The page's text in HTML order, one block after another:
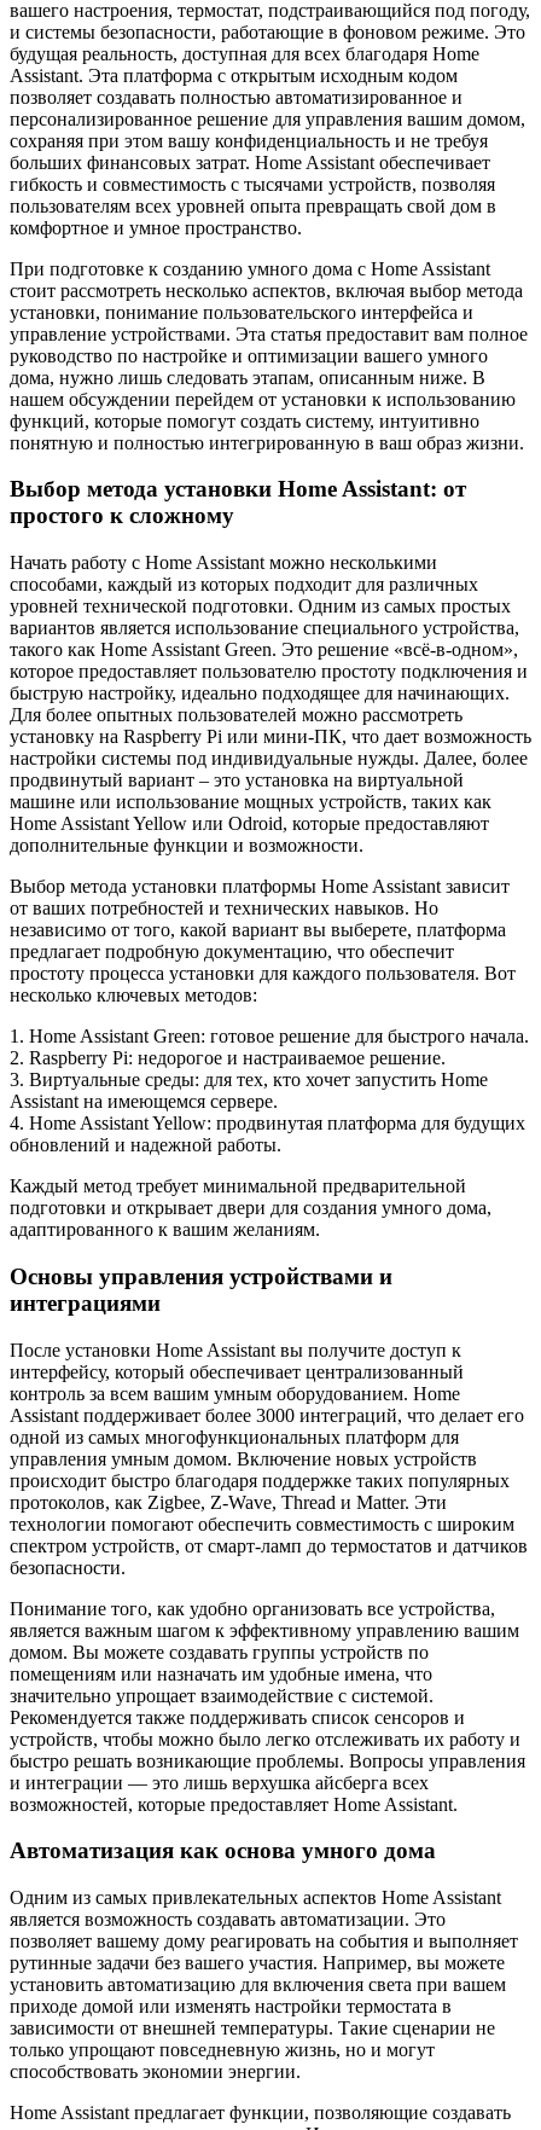
вашего настроения, термостат, подстраивающийся под погоду,
и системы безопасности, работающие в фоновом режиме. Это
будущая реальность, доступная для всех благодаря Home
Assistant. Эта платформа с открытым исходным кодом
позволяет создавать полностью автоматизированное и
персонализированное решение для управления вашим домом,
сохраняя при этом вашу конфиденциальность и не требуя
больших финансовых затрат. Home Assistant обеспечивает
гибкость и совместимость с тысячами устройств, позволяя
пользователям всех уровней опыта превращать свой дом в
комфортное и умное пространство.
При подготовке к созданию умного дома с Home Assistant
стоит рассмотреть несколько аспектов, включая выбор метода
установки, понимание пользовательского интерфейса и
управление устройствами. Эта статья предоставит вам полное
руководство по настройке и оптимизации вашего умного
дома, нужно лишь следовать этапам, описанным ниже. В
нашем обсуждении перейдем от установки к использованию
функций, которые помогут создать систему, интуитивно
понятную и полностью интегрированную в ваш образ жизни.
Выбор метода установки Home Assistant: от
простого к сложному
Начать работу с Home Assistant можно несколькими
способами, каждый из которых подходит для различных
уровней технической подготовки. Одним из самых простых
вариантов является использование специального устройства,
такого как Home Assistant Green. Это решение «всё-в-одном»,
которое предоставляет пользователю простоту подключения и
быструю настройку, идеально подходящее для начинающих.
Для более опытных пользователей можно рассмотреть
установку на Raspberry Pi или мини-ПК, что дает возможность
настройки системы под индивидуальные нужды. Далее, более
продвинутый вариант – это установка на виртуальной
машине или использование мощных устройств, таких как
Home Assistant Yellow или Odroid, которые предоставляют
дополнительные функции и возможности.
Выбор метода установки платформы Home Assistant зависит
от ваших потребностей и технических навыков. Но
независимо от того, какой вариант вы выберете, платформа
предлагает подробную документацию, что обеспечит
простоту процесса установки для каждого пользователя. Вот
несколько ключевых методов:
1. Home Assistant Green: готовое решение для быстрого начала.
2. Raspberry Pi: недорогое и настраиваемое решение.
3. Виртуальные среды: для тех, кто хочет запустить Home
Assistant на имеющемся сервере.
4. Home Assistant Yellow: продвинутая платформа для будущих
обновлений и надежной работы.
Каждый метод требует минимальной предварительной
подготовки и открывает двери для создания умного дома,
адаптированного к вашим желаниям.
Основы управления устройствами и
интеграциями
После установки Home Assistant вы получите доступ к
интерфейсу, который обеспечивает централизованный
контроль за всем вашим умным оборудованием. Home
Assistant поддерживает более 3000 интеграций, что делает его
одной из самых многофункциональных платформ для
управления умным домом. Включение новых устройств
происходит быстро благодаря поддержке таких популярных
протоколов, как Zigbee, Z-Wave, Thread и Matter. Эти
технологии помогают обеспечить совместимость с широким
спектром устройств, от смарт-ламп до термостатов и датчиков
безопасности.
Понимание того, как удобно организовать все устройства,
является важным шагом к эффективному управлению вашим
домом. Вы можете создавать группы устройств по
помещениям или назначать им удобные имена, что
значительно упрощает взаимодействие с системой.
Рекомендуется также поддерживать список сенсоров и
устройств, чтобы можно было легко отслеживать их работу и
быстро решать возникающие проблемы. Вопросы управления
и интеграции — это лишь верхушка айсберга всех
возможностей, которые предоставляет Home Assistant.
Автоматизация как основа умного дома
Одним из самых привлекательных аспектов Home Assistant
является возможность создавать автоматизации. Это
позволяет вашему дому реагировать на события и выполняет
рутинные задачи без вашего участия. Например, вы можете
установить автоматизацию для включения света при вашем
приходе домой или изменять настройки термостата в
зависимости от внешней температуры. Такие сценарии не
только упрощают повседневную жизнь, но и могут
способствовать экономии энергии.
Home Assistant предлагает функции, позволяющие создавать